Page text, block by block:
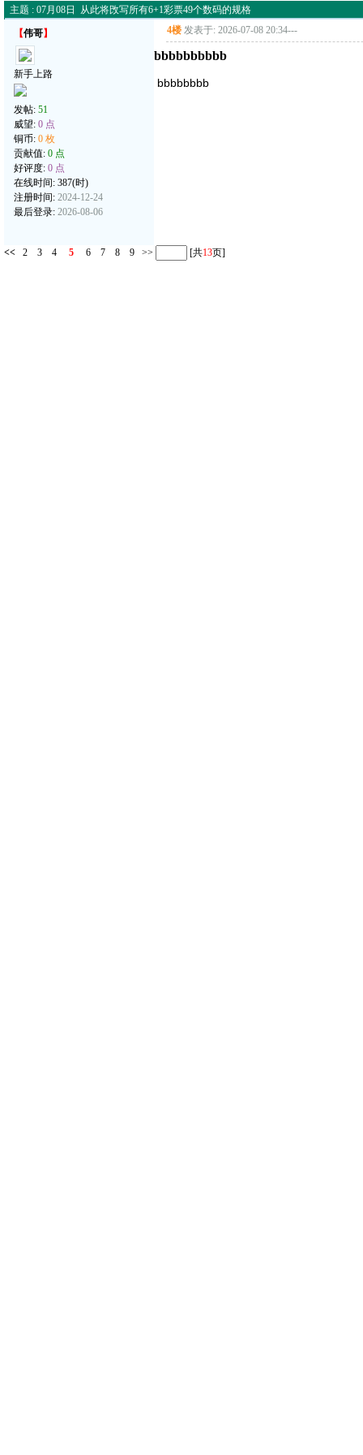
主题 : 07月08日 从此将攺写所有6+1彩票49个数码的规格
【伟哥】
新手上路
发帖: 51
威望: 0 点
铜币: 0 枚
贡献值: 0 点
好评度: 0 点
在线时间: 387(时)
注册时间: 2024-12-24
最后登录: 2026-08-06
4楼 发表于: 2026-07-08 20:34---
bbbbbbbbbb
bbbbbbbb
<< 2 3 4 5 6 7 8 9 >> [共13页]